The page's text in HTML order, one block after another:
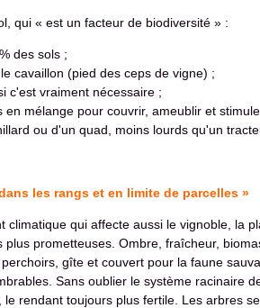
qui « est un facteur de biodiversité » :
des sols ;
cavaillon (pied des ceps de vigne) ;
c'est vraiment nécessaire ;
en mélange pour couvrir, ameublir et
ou d'un quad, moins lourds qu'un
les rangs et en limite de parcelles »
climatique qui affecte aussi le vignoble, la
plus prometteuses. Ombre, fraîcheur,
gîte et couvert pour la faune
Sans oublier le système racinaire
le rendant toujours plus fertile. Les arbres